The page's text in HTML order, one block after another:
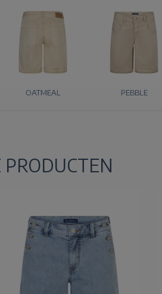
OATMEAL PEBBLE